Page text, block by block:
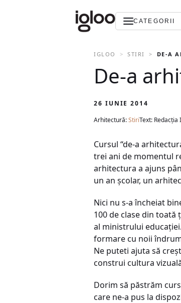
CATEGORII
IGLOO STIRI DE-A
De-a
26 IUNIE 2014
Arhitectură:StiriText: Redacția
Cursul “de-a
trei ani de momentul
arhitectura a ajuns
un an şcolar, un
Nici nu s-a încheiat
100 de clase din
al ministrului
formare cu noii
Ne puteti ajuta să
construi cultura
Dorim să păstrăm
care ne-a pus la